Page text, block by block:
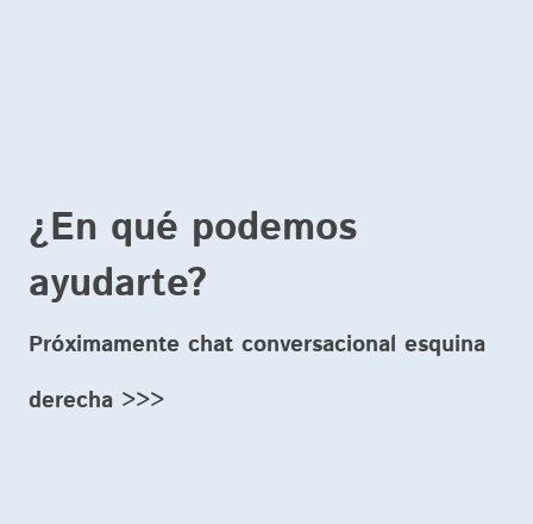
¿En qué podemos
ayudarte?
Próximamente chat conversacional esquina
derecha >>>